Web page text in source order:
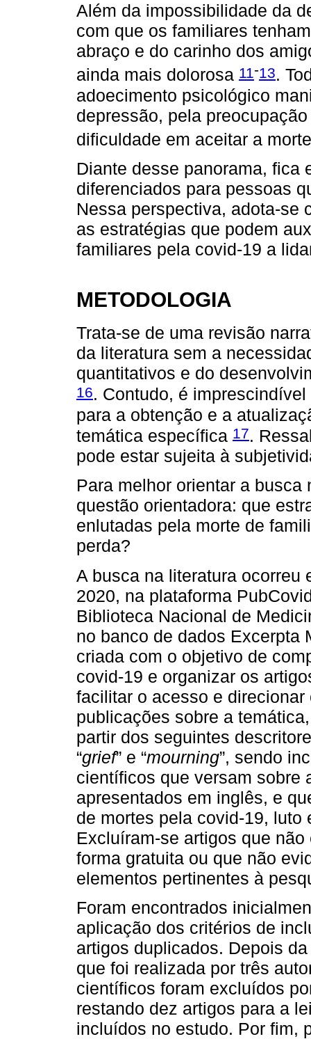
Além da impossibilidade da
com que os familiares
abraço e do carinho dos
ainda mais dolorosa 11 -13.
adoecimento psicológico
depressão, pela
dificuldade em aceitar a
Diante desse panorama, fica
diferenciados para pessoas
Nessa perspectiva, adota-se
as estratégias que podem
familiares pela covid-19 a
METODOLOGIA
Trata-se de uma revisão
da literatura sem a
quantitativos e do
16. Contudo, é
para a obtenção e a
temática específica 17.
pode estar sujeita à
Para melhor orientar a
questão orientadora: que
enlutadas pela morte de
perda?
A busca na literatura ocorreu
2020, na plataforma
Biblioteca Nacional de
no banco de dados Excerpta
criada com o objetivo de
covid-19 e organizar os
facilitar o acesso e
publicações sobre a
partir dos seguintes
“grief” e “mourning”, sendo
científicos que versam sobre
apresentados em inglês, e
de mortes pela covid-19, luto
Excluíram-se artigos que
forma gratuita ou que não
elementos pertinentes à
Foram encontrados
aplicação dos critérios de
artigos duplicados. Depois
que foi realizada por três
científicos foram excluídos
restando dez artigos para a
incluídos no estudo. Por fim,